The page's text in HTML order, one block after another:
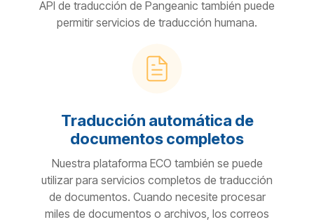
API de traducción de Pangeanic también puede
permitir servicios de traducción humana.
Traducción automática de
documentos completos
Nuestra plataforma ECO también se puede
utilizar para servicios completos de traducción
de documentos. Cuando necesite procesar
miles de documentos o archivos, los correos